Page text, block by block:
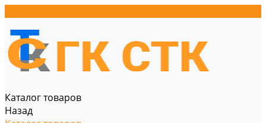
Каталог товаров
Назад